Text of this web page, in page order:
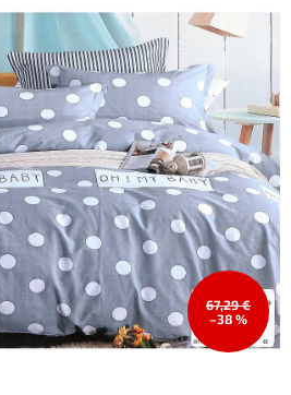
67,29 €
–38 %